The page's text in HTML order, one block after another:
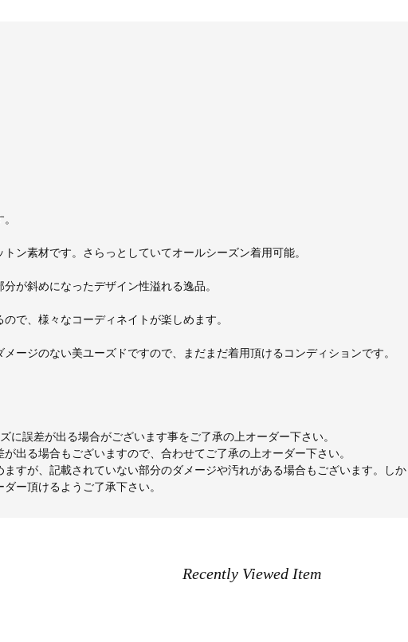
ン素材です。さらっとしていてオールシーズン着用可能。
が斜めになったデザイン性溢れる逸品。
で、様々なコーディネイトが楽しめます。
ージのない美ユーズドですので、まだまだ着用頂けるコンディションです。
誤差が出る場合がございます事をご了承の上オーダー下さい。
出る場合もございますので、合わせてご了承の上オーダー下さい。
すが、記載されていない部分のダメージや汚れがある場合もございます。しか
ー頂けるようご了承下さい。
Recently Viewed Item